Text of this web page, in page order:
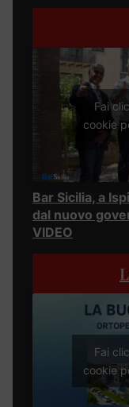
Fai
cookie
Bar Sicilia, a
dal nuovo
VIDEO
Fai
cookie